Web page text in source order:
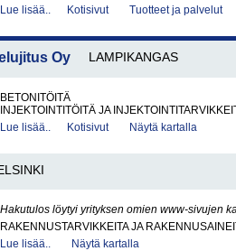
Lue lisää..
Kotisivut Tuotteet ja palvelut
Oy LAMPIKANGAS
BETONITÖITÄ
INJEKTOINTITÖITÄ JA
Lue lisää..
Kotisivut Näytä kartalla
Hakutulos löytyi yrityksen omien www-sivujen
RAKENNUSTARVIKKEITA JA
Lue lisää..
Näytä kartalla